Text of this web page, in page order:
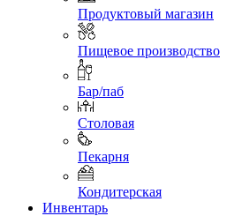
Продуктовый магазин
Пищевое производство
Бар/паб
Столовая
Пекарня
Кондитерская
Инвентарь